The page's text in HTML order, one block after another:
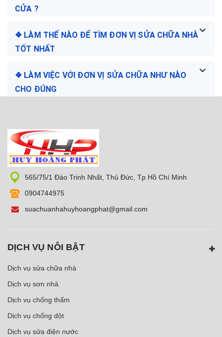
CỬA ?
❖ LÀM THẾ NÀO ĐỂ TÌM ĐƠN VỊ SỬA CHỮA NHÀ
TỐT NHẤT
❖ LÀM VIỆC VỚI ĐƠN VỊ SỬA CHỮA NHƯ NÀO
CHO ĐÚNG
565/75/1 Đào Trinh Nhất, Thủ Đức, Tp Hồ Chí Minh
0904744975
suachuanhahuyhoangphat@gmail.com
DỊCH VỤ NỖI BẬT
Dịch vụ sửa chữa nhà
Dịch vụ sơn nhà
Dịch vụ chống thấm
Dịch vụ chống dột
Dịch vụ sửa điện nước